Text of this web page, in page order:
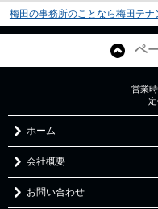
梅田の事務所のことなら梅田テナ
ペ
営業
ホーム
会社概要
お問い合わせ